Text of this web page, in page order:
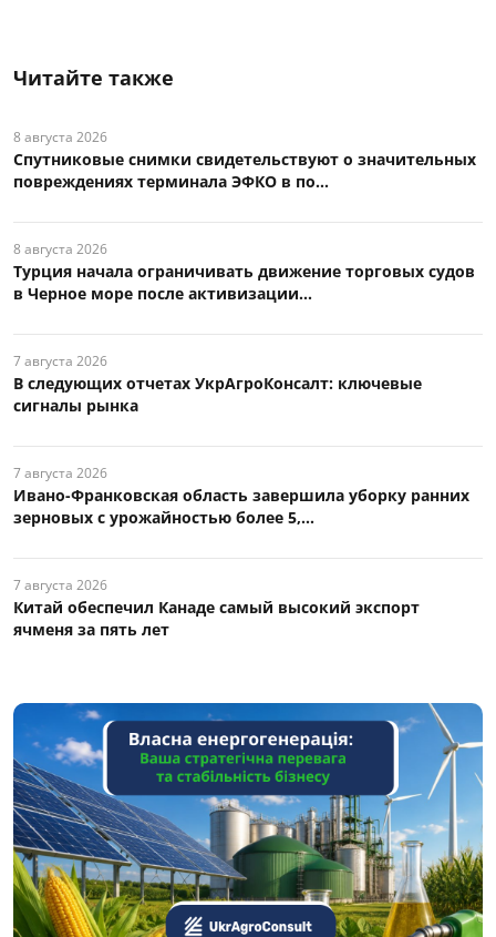
Читайте также
8 августа 2026
Спутниковые снимки свидетельствуют о значительных
повреждениях терминала ЭФКО в по...
8 августа 2026
Турция начала ограничивать движение торговых судов
в Черное море после активизации...
7 августа 2026
В следующих отчетах УкрАгроКонсалт: ключевые
сигналы рынка
7 августа 2026
Ивано-Франковская область завершила уборку ранних
зерновых с урожайностью более 5,...
7 августа 2026
Китай обеспечил Канаде самый высокий экспорт
ячменя за пять лет